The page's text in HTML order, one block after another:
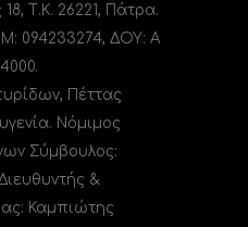
Τ.Κ. 26221, Πάτρα.
094233274, ΔΟΥ: A
Πέττας
Νόμιμος
Σύμβουλος:
&
Καμπιώτης